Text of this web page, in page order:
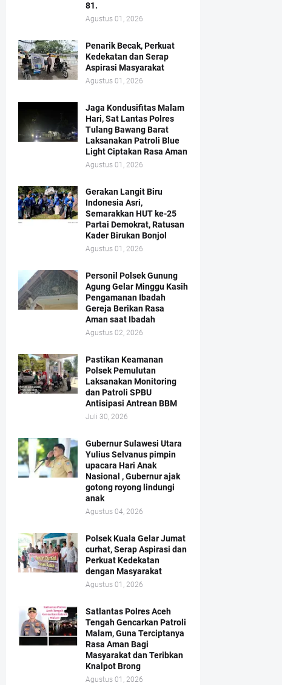
81.
Agustus 01, 2026
Penarik Becak, Perkuat
Kedekatan dan Serap
Aspirasi Masyarakat
Agustus 01, 2026
Jaga Kondusifitas Malam
Hari, Sat Lantas Polres
Tulang Bawang Barat
Laksanakan Patroli Blue
Light Ciptakan Rasa Aman
Agustus 01, 2026
Gerakan Langit Biru
Indonesia Asri,
Semarakkan HUT ke-25
Partai Demokrat, Ratusan
Kader Birukan Bonjol
Agustus 01, 2026
Personil Polsek Gunung
Agung Gelar Minggu Kasih
Pengamanan Ibadah
Gereja Berikan Rasa
Aman saat Ibadah
Agustus 02, 2026
Pastikan Keamanan
Polsek Pemulutan
Laksanakan Monitoring
dan Patroli SPBU
Antisipasi Antrean BBM
Juli 30, 2026
Gubernur Sulawesi Utara
Yulius Selvanus pimpin
upacara Hari Anak
Nasional , Gubernur ajak
gotong royong lindungi
anak
Agustus 04, 2026
Polsek Kuala Gelar Jumat
curhat, Serap Aspirasi dan
Perkuat Kedekatan
dengan Masyarakat
Agustus 01, 2026
Satlantas Polres Aceh
Tengah Gencarkan Patroli
Malam, Guna Terciptanya
Rasa Aman Bagi
Masyarakat dan Teribkan
Knalpot Brong
Agustus 01, 2026